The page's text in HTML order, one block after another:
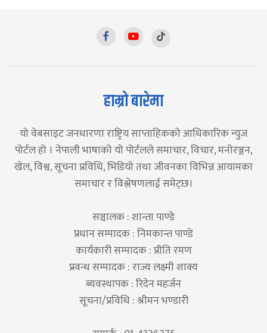
हाम्रो बारेमा
यो वेबसाइट जनधारणा राष्ट्रिय साप्ताहिकको आधिकारिक न्युज
पोर्टल हो । नेपाली भाषाको यो पोर्टलले समाचार, विचार, मनोरञ्जन,
खेल, विश्व, सूचना प्रविधि, भिडियो तथा जीवनका विभिन्न आयामका
समाचार र विश्लेषणलाई समेट्छ।
सञ्चालक : शान्ता पाण्डे
प्रधान सम्पादक : निमकान्त पाण्डे
कार्यकारी सम्पादक : प्रीति रमण
प्रवन्ध सम्पादक : राज्य लक्ष्मी शाक्य
ब्यवस्थापक : रिदेन महर्जन
सूचना/प्रविधि : श्रीमन भण्डारी